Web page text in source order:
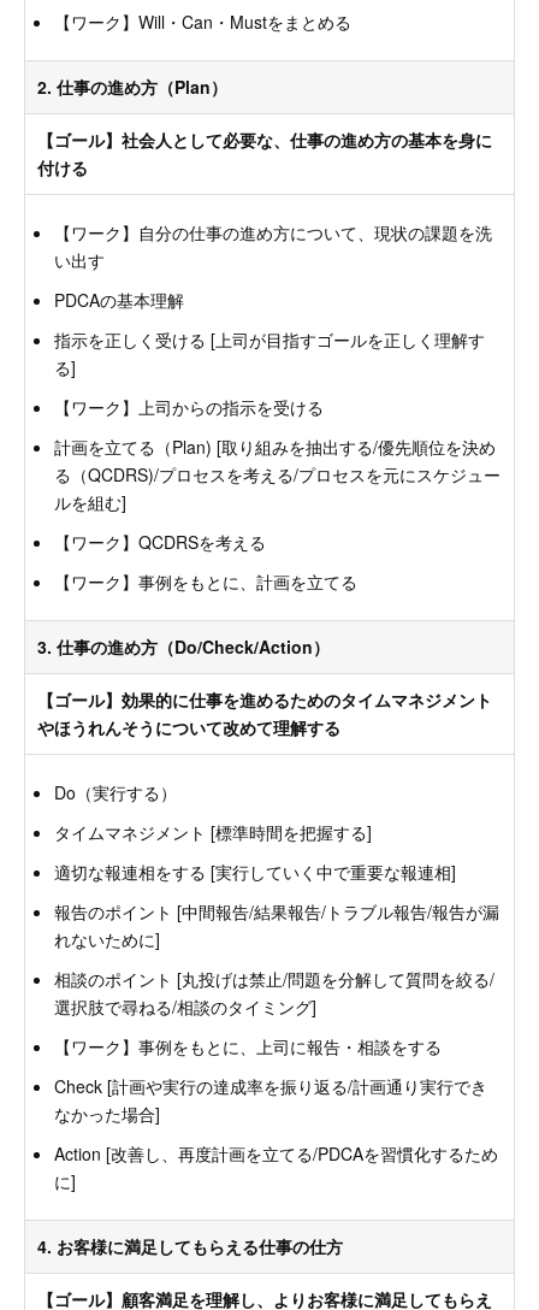
【ワーク】Will・Can・Mustをまとめる
2. 仕事の進め方（Plan）
【ゴール】社会人として必要な、仕事の進め方の基本を身に
付ける
【ワーク】自分の仕事の進め方について、現状の課題を洗
い出す
PDCAの基本理解
指示を正しく受ける [上司が目指すゴールを正しく理解す
る]
【ワーク】上司からの指示を受ける
計画を立てる（Plan) [取り組みを抽出する/優先順位を決め
る（QCDRS)/プロセスを考える/プロセスを元にスケジュー
ルを組む]
【ワーク】QCDRSを考える
【ワーク】事例をもとに、計画を立てる
3. 仕事の進め方（Do/Check/Action）
【ゴール】効果的に仕事を進めるためのタイムマネジメント
やほうれんそうについて改めて理解する
Do（実行する）
タイムマネジメント [標準時間を把握する]
適切な報連相をする [実行していく中で重要な報連相]
報告のポイント [中間報告/結果報告/トラブル報告/報告が漏
れないために]
相談のポイント [丸投げは禁止/問題を分解して質問を絞る/
選択肢で尋ねる/相談のタイミング]
【ワーク】事例をもとに、上司に報告・相談をする
Check [計画や実行の達成率を振り返る/計画通り実行でき
なかった場合]
Action [改善し、再度計画を立てる/PDCAを習慣化するため
に]
4. お客様に満足してもらえる仕事の仕方
【ゴール】顧客満足を理解し、よりお客様に満足してもらえ